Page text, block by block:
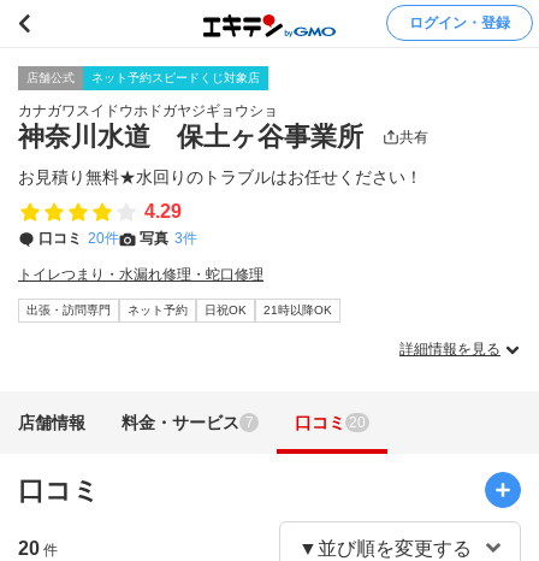
ログイン・登録
店舗公式 ネット予約スピードくじ対象店
カナガワスイドウホドガヤジギョウショ
神奈川水道 保土ヶ谷事業所 共有
お見積り無料★水回りのトラブルはお任せください！
4.29
口コミ 20件 写真 3件
トイレつまり・水漏れ修理・蛇口修理
出張・訪問専門 ネット予約 日祝OK 21時以降OK
詳細情報を見る
店舗情報 料金・サービス 7 口コミ 20
口コミ
20 件